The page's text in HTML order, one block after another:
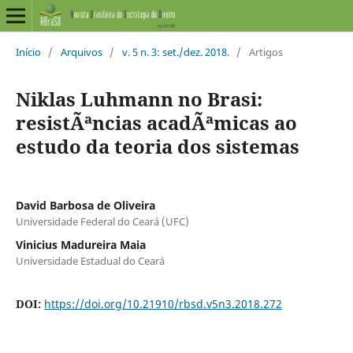
Início / Arquivos / v. 5 n. 3: set./dez. 2018. / Artigos
Niklas Luhmann no Brasi:
resistÃªncias acadÃªmicas ao
estudo da teoria dos sistemas
David Barbosa de Oliveira
Universidade Federal do Ceará (UFC)
Vinicius Madureira Maia
Universidade Estadual do Ceará
DOI: https://doi.org/10.21910/rbsd.v5n3.2018.272